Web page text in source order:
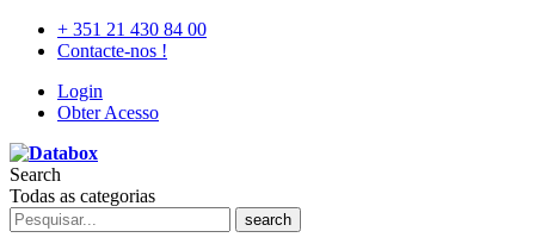
+ 351 21 430 84 00
Contacte-nos !
Login
Obter Acesso
Search
Todas as categorias
search